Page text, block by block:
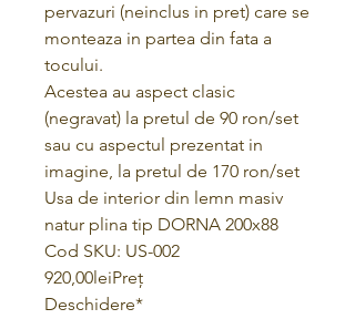
pervazuri (neinclus in pret) care se
monteaza in partea din fata a
tocului.
Acestea au aspect clasic
(negravat) la pretul de 90 ron/set
sau cu aspectul prezentat in
imagine, la pretul de 170 ron/set
Usa de interior din lemn masiv
natur plina tip DORNA 200x88
Cod SKU: US-002
920,00leiPreț
Deschidere*